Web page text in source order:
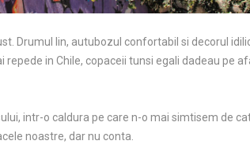
Drumul lin, autubozul confortabil si decorul
in Chile, copaceii tunsi egali dadeau pe
intr-o caldura pe care n-o mai simtisem de
noastre, dar nu conta.